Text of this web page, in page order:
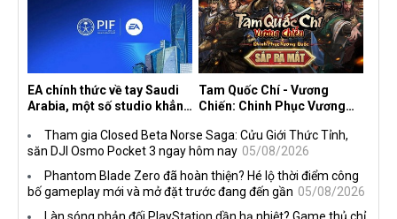
EA chính thức về tay Saudi
Arabia, một số studio khẳng
lược DEI
Tam Quốc Chí - Vương
Chiến: Chinh Phục Vương
sáu thị trường Đông Nam Á
Tham gia Closed Beta Norse Saga: Cửu Giới Thức Tỉnh,
săn DJI Osmo Pocket 3 ngay hôm nay 05/08/2026
Phantom Blade Zero đã hoàn thiện? Hé lộ thời điểm công
bố gameplay mới và mở đặt trước đang đến gần 05/08/2026